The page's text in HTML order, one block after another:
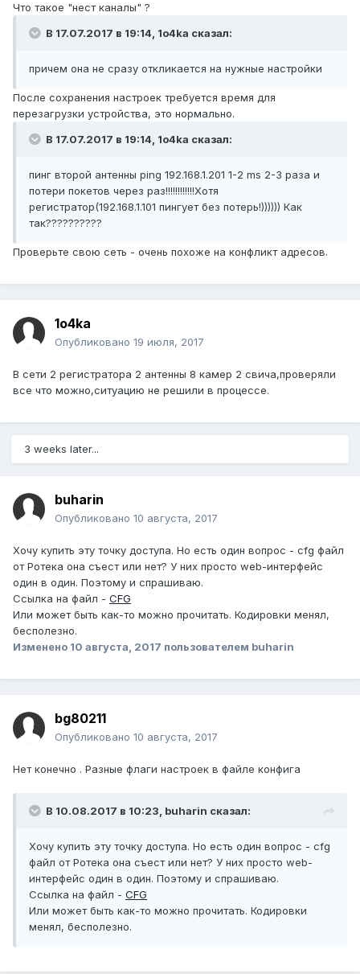
Что такое "нест каналы" ?
В 17.07.2017 в 19:14, 1o4ka сказал:
причем она не сразу откликается на нужные настройки
После сохранения настроек требуется время для
перезагрузки устройства, это нормально.
В 17.07.2017 в 19:14, 1o4ka сказал:
пинг второй антенны ping 192.168.1.201 1-2 ms 2-3 раза и
потери покетов через раз!!!!!!!!!!!!Хотя
регистратор(192.168.1.101 пингует без потерь!)))))) Как
так??????????
Проверьте свою сеть - очень похоже на конфликт адресов.
1o4ka
Опубликовано 19 июля, 2017
В сети 2 регистратора 2 антенны 8 камер 2 свича,проверяли
все что можно,ситуацию не решили в процессе.
3 weeks later...
buharin
Опубликовано 10 августа, 2017
Хочу купить эту точку доступа. Но есть один вопрос - cfg файл
от Ротека она съест или нет? У них просто web-интерфейс
один в один. Поэтому и спрашиваю.
Ссылка на файл - CFG
Или может быть как-то можно прочитать. Кодировки менял,
бесполезно.
Изменено 10 августа, 2017 пользователем buharin
bg80211
Опубликовано 10 августа, 2017
Нет конечно . Разные флаги настроек в файле конфига
В 10.08.2017 в 10:23, buharin сказал:
Хочу купить эту точку доступа. Но есть один вопрос - cfg
файл от Ротека она съест или нет? У них просто web-
интерфейс один в один. Поэтому и спрашиваю.
Ссылка на файл - CFG
Или может быть как-то можно прочитать. Кодировки
менял, бесполезно.